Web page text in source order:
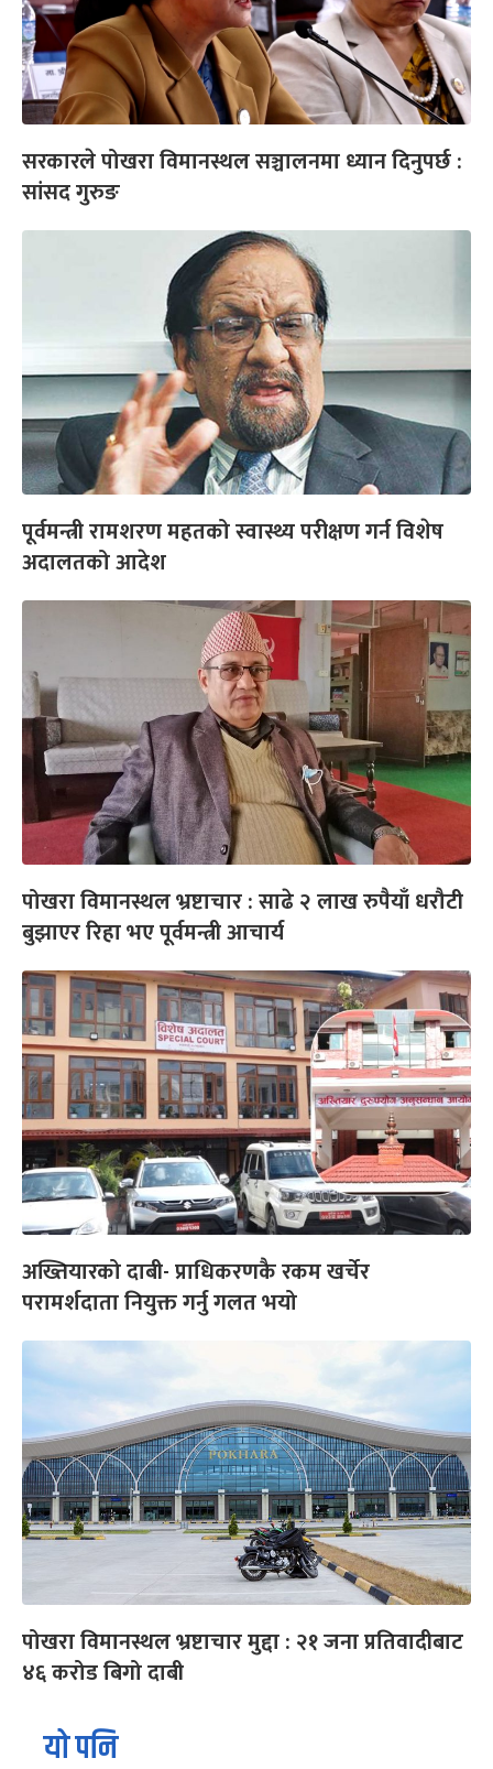
सरकारले पोखरा विमानस्थल सञ्चालनमा ध्यान दिनुपर्छ :
सांसद गुरुङ
पूर्वमन्त्री रामशरण महतको स्वास्थ्य परीक्षण गर्न विशेष
अदालतको आदेश
पोखरा विमानस्थल भ्रष्टाचार : साढे २ लाख रुपैयाँ धरौटी
बुझाएर रिहा भए पूर्वमन्त्री आचार्य
अख्तियारको दाबी- प्राधिकरणकै रकम खर्चेर
परामर्शदाता नियुक्त गर्नु गलत भयो
पोखरा विमानस्थल भ्रष्टाचार मुद्दा : २१ जना प्रतिवादीबाट
४६ करोड बिगो दाबी
यो पनि